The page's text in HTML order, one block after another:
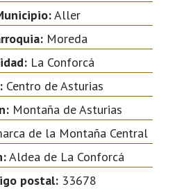
Aller
Moreda
La Conforcá
Centro de Asturias
Montaña de Asturias
de la Montaña Central
Aldea de La Conforcá
postal:33678